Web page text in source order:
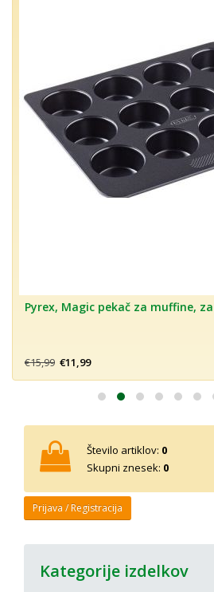
Pyrex, Magic pekač za muffine,
€15,99 €11,99
Število artiklov: 0
Skupni znesek: 0
Prijava / Registracija
Kategorije izdelkov